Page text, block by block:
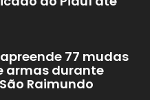
77 mudas
armas durante
Raimundo